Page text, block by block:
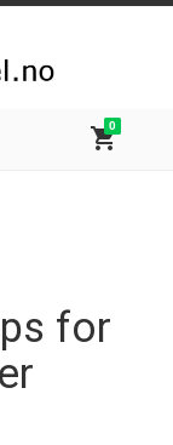
shopping_cart
0
for